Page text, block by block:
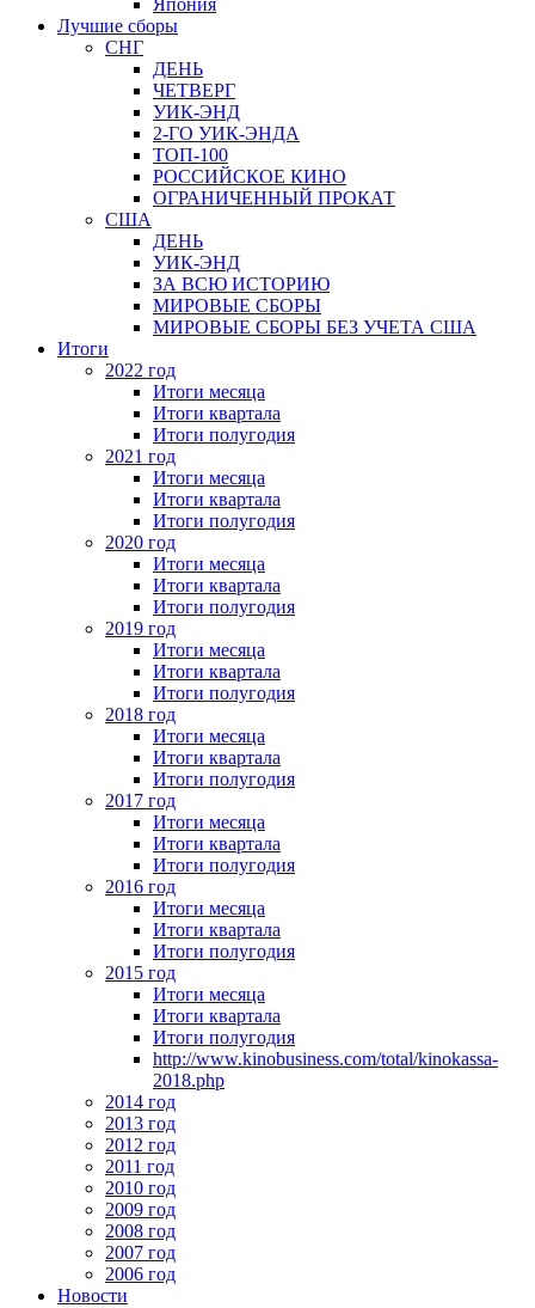
Япония
Лучшие сборы
СНГ
ДЕНЬ
ЧЕТВЕРГ
УИК-ЭНД
2-ГО УИК-ЭНДА
ТОП-100
РОССИЙСКОЕ КИНО
ОГРАНИЧЕННЫЙ ПРОКАТ
США
ДЕНЬ
УИК-ЭНД
ЗА ВСЮ ИСТОРИЮ
МИРОВЫЕ СБОРЫ
МИРОВЫЕ СБОРЫ БЕЗ УЧЕТА США
Итоги
2022 год
Итоги месяца
Итоги квартала
Итоги полугодия
2021 год
Итоги месяца
Итоги квартала
Итоги полугодия
2020 год
Итоги месяца
Итоги квартала
Итоги полугодия
2019 год
Итоги месяца
Итоги квартала
Итоги полугодия
2018 год
Итоги месяца
Итоги квартала
Итоги полугодия
2017 год
Итоги месяца
Итоги квартала
Итоги полугодия
2016 год
Итоги месяца
Итоги квартала
Итоги полугодия
2015 год
Итоги месяца
Итоги квартала
Итоги полугодия
http://www.kinobusiness.com/total/kinokassa-
2018.php
2014 год
2013 год
2012 год
2011 год
2010 год
2009 год
2008 год
2007 год
2006 год
Новости